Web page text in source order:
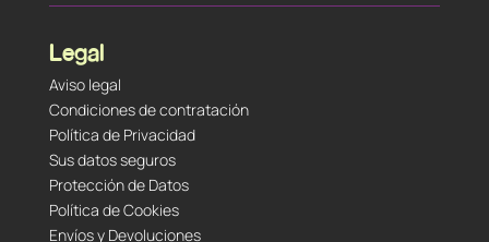
Legal
Aviso legal
Condiciones de contratación
Política de Privacidad
Sus datos seguros
Protección de Datos
Política de Cookies
Envíos y Devoluciones